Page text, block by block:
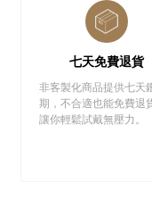
七天免費退貨
非客製化商品提供七天
期，不合適也能免費退
讓你輕鬆試戴無壓力。